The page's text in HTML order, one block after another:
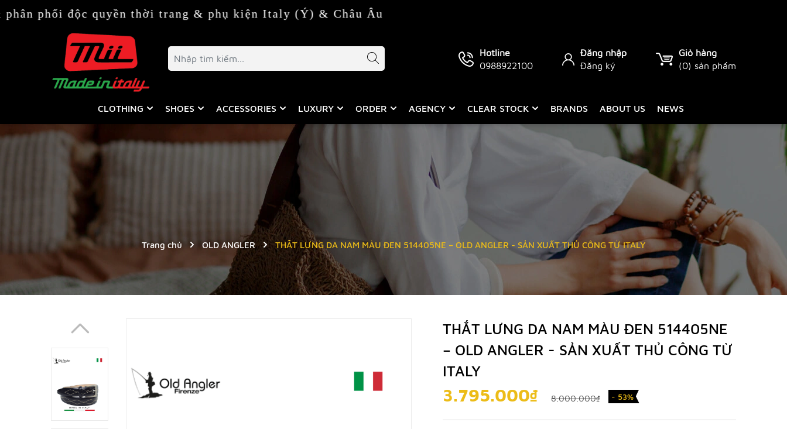
độc quyền thời trang & phụ kiện Italy (Ý) & Châu Âu
Hotline
0988922100
Đăng nhập
Đăng ký
Giỏ hàng
(0) sản phẩm
CLOTHING SHOES ACCESSORIES LUXURY ORDER AGENCY CLEAR STOCK BRANDS ABOUT US NEWS
Trang chủ OLD ANGLER THẮT LƯNG DA NAM MÀU ĐEN 514405NE – OLD ANGLER - SẢN XUẤT THỦ CÔNG TỪ ITALY
THẮT LƯNG DA NAM MÀU ĐEN 514405NE
– OLD ANGLER - SẢN XUẤT THỦ CÔNG TỪ
ITALY
3.795.000₫ 8.000.000₫ - 53%